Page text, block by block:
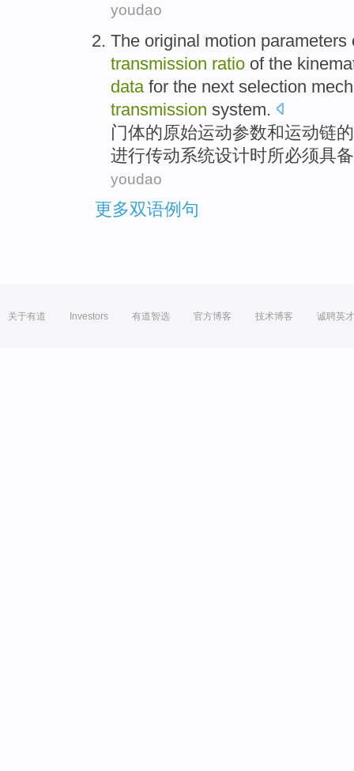
youdao
The original motion parameters
transmission ratio of the
data for the next selection
transmission system.
门体的 原始运动参数和运动链的
进行传动系统设计时所必须具备
youdao
更多双语例句
关于有道 Investors 有道智选 官方博客 技术博客 诚聘英才